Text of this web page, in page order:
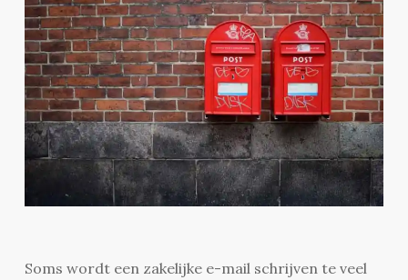
Soms wordt een zakelijke e-mail schrijven te veel